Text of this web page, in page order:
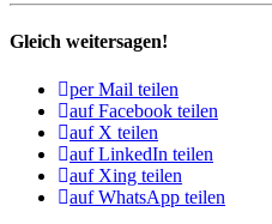
Gleich weitersagen!
per Mail teilen
auf Facebook teilen
auf X teilen
auf LinkedIn teilen
auf Xing teilen
auf WhatsApp teilen